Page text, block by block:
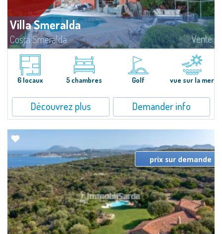
Villa Smeralda
Costa Smeralda Vente
Villa Smeralda, signée par le fameux Architecte Jean-Claude Lesuisse, jouit
d'une vue mer panoramique exceptionnelle sur la baie du Pevero et sur les
collines de Pantogia. Entourée par une riche végétation...
6 locaux
5 chambres Golf vue sur la mer
Découvrez plus Demander info
prix sur demande